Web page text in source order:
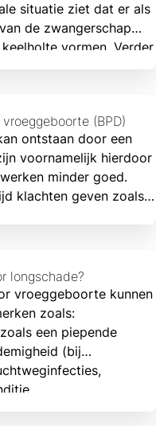
situatie ziet dat er als
de zwangerschap
vormen. Verder
(BPD)
ontstaan door een
voornamelijk hierdoor
minder goed.
klachten geven zoals
longschade?
vroeggeboorte kunnen
zoals:
een piepende
(bij